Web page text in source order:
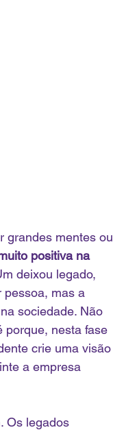
grandes mentes ou
positiva na
deixou legado,
pessoa, mas a
sociedade. Não
porque, nesta fase
crie uma visão
a empresa
Os legados